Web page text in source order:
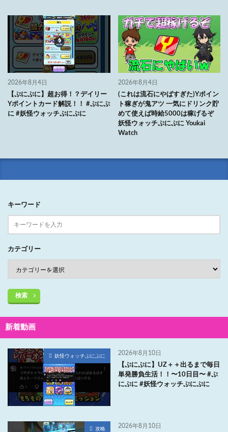
2026年8月4日
【ぷにぷに】超お得！？デイリー
Yポイントカード解説！！ #ぷにぷ
に #妖怪ウォッチぷにぷに
2026年8月4日
(これは流石にやばすぎた)Yポイン
ト稼ぎが鬼アツ 一気にドリンク貯
めて使えば時給5000は稼げるぞ
妖怪ウォッチぷにぷに Youkai
Watch
キーワード
カテゴリー
検索
新着動画
妖怪ウォッチぷにぷに 2026年8月10日
【ぷにぷに】UZ＋＋出るまで毎日
単発勝負生活！！〜10日目〜 #ぷ
にぷに #妖怪ウォッチぷにぷに
攻略 2026年8月10日